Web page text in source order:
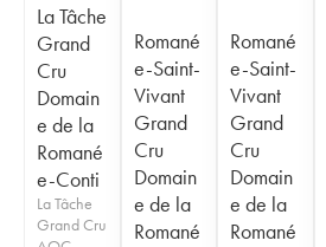
La Tâche
Grand
Cru
Domain
e de la
Romané
e-Conti
La Tâche
Grand Cru
Romané
e-Saint-
Vivant
Grand
Cru
Domain
e de la
Romané
Romané
e-Saint-
Vivant
Grand
Cru
Domain
e de la
Romané